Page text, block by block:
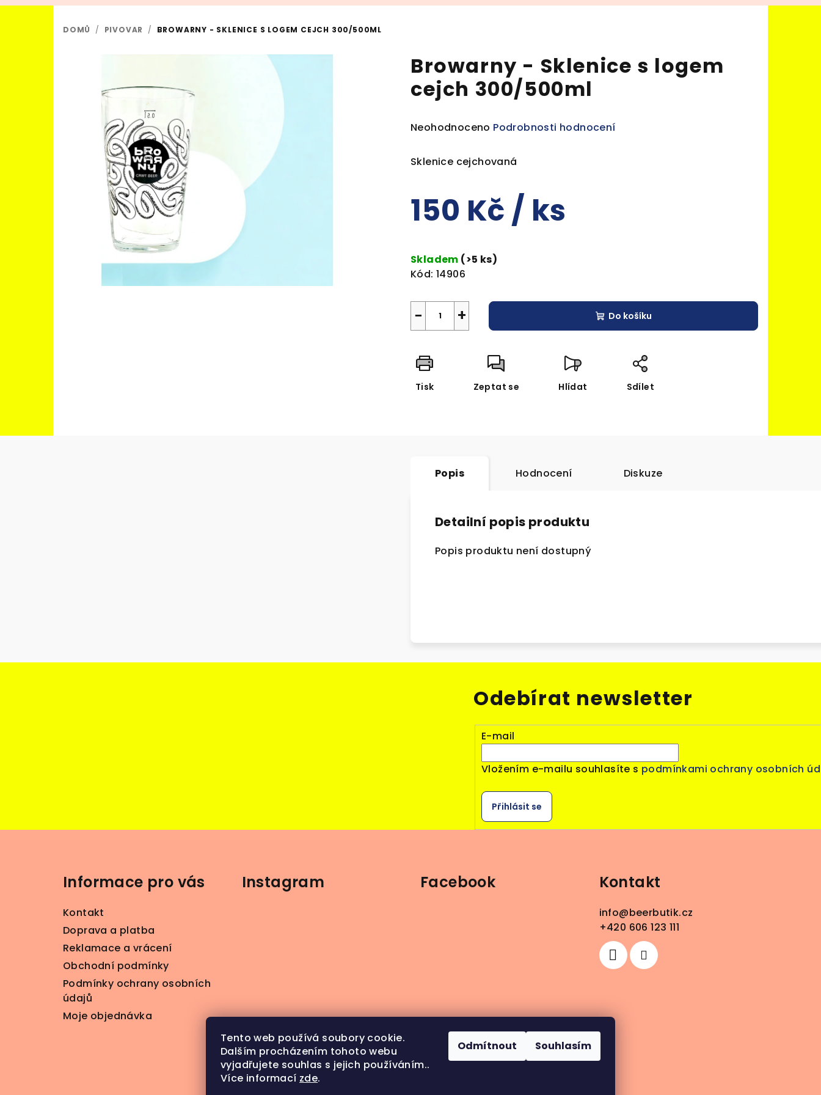
Tento web používá soubory cookie.
Dalším procházením tohoto webu
vyjadřujete souhlas s jejich používáním..
Více informací zde.
Odmítnout Souhlasím
DOMŮ / PIVOVAR / BROWARNY - SKLENICE S LOGEM CEJCH 300/500ML
Browarny - Sklenice s logem
cejch 300/500ml
Průměrné
produktu
z
Neohodnoceno Podrobnosti hodnocení
Sklenice cejchovaná
150 Kč / ks
cena:
Skladem (>5 ks)
Kód: 14906
+
− Do košíku
Tisk Zeptat se Hlídat Sdílet
Popis Hodnocení Diskuze
Detailní popis produktu
Popis produktu není dostupný
Odebírat newsletter
E-mail
Vložením e-mailu souhlasíte s podmínkami ochrany osobních
Přihlásit se
Informace pro vás
Kontakt
Doprava a platba
Reklamace a vrácení
Obchodní podmínky
Podmínky ochrany osobních
údajů
Moje objednávka
Instagram
Sledovat na Instagramu
Facebook Kontakt
info@beerbutik.cz
+420 606 123 111